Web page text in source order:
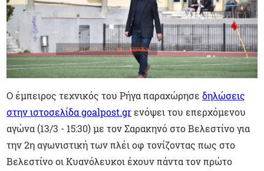
Ο έμπειρος τεχνικός του Ρήγα παραχώρησεδηλώσεις
στην ιστοσελίδα goalpost.grενόψει του επερχόμενου
αγώνα (13/3 - 15:30) με τον Σαρακηνό στο Βελεστίνο για
την 2η αγωνιστική των πλέι οφ τονίζοντας πως στο
Βελεστίνο οι Κυανόλευκοι έχουν πάντα τον πρώτο